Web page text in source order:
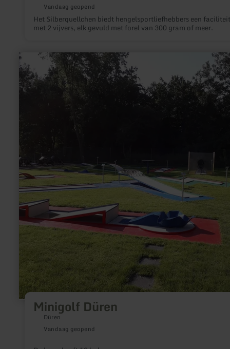
Vandaag geopend
Het Silberquellchen biedt hengelsportliefhebbers een faciliteit
met 2 vijvers, elk gevuld met forel van 300 gram of meer.
Minigolf Düren
Düren
Vandaag geopend
meer
informatie
over:
Minigolf
Düren